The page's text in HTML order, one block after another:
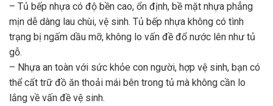
– Tủ bếp nhựa có độ bền cao, ổn định, bề mặt nhựa phẳng
mịn dễ dàng lau chùi, vệ sinh. Tủ bếp nhựa không có tình
trạng bị ngấm dầu mỡ, không lo vấn đề đổ nước lên như tủ
gỗ.
– Nhựa an toàn với sức khỏe con người, hợp vệ sinh, bạn có
thể cất trữ đồ ăn thoải mái bên trong tủ mà không cần lo
lắng về vấn đề vệ sinh.